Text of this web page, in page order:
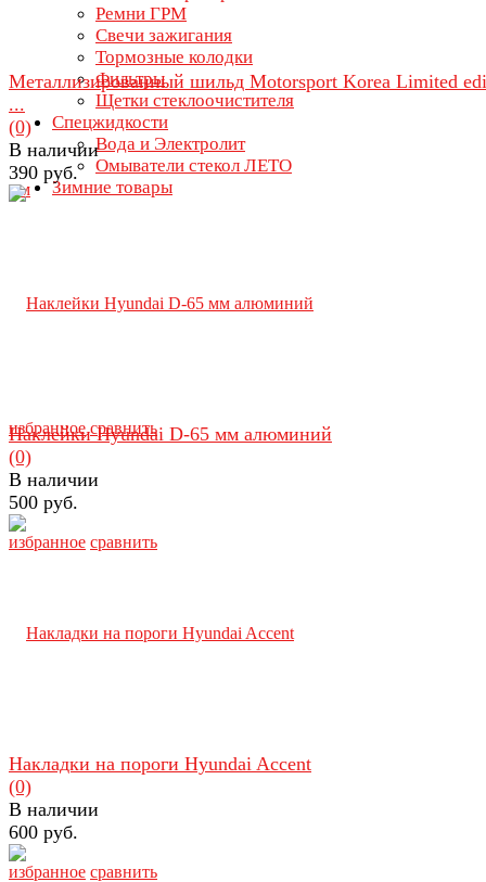
Ремни ГРМ
Свечи зажигания
Тормозные колодки
Фильтры
Щетки стеклоочистителя
Спецжидкости
Вода и Электролит
Омыватели стекол ЛЕТО
Зимние товары
избранное сравнить
Металлизированный шильд Motorsport Korea Limited
...
(0)
В наличии
390 руб.
избранное сравнить
Наклейки Hyundai D-65 мм алюминий
(0)
В наличии
500 руб.
избранное сравнить
Накладки на пороги Hyundai Accent
(0)
В наличии
600 руб.